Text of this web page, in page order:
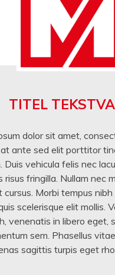
TITEL
dolor sit amet,
ante sed elit porttitor
Duis vehicula felis nec
risus fringilla. Nullam nec
cursus. Morbi tempus
scelerisque elit mollis.
venenatis in libero eget,
sem. Phasellus
sagittis turpis eget